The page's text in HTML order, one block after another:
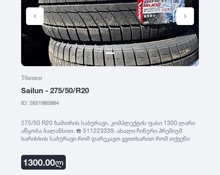
Тбилиси
Sailun - 275/50/R20
ID: 2651985884
275/50 R20 ზამთრის საბურავი. კომპლექტის ფასი 1300 ლარი
აწყობა ბალანსით. ☎️ 511223339. ახალი ჩინური პრემიუმ
ხარისხის საბურავი რომ დარეკავთ გვითხარით რომ თქვენი
1300.00ლ